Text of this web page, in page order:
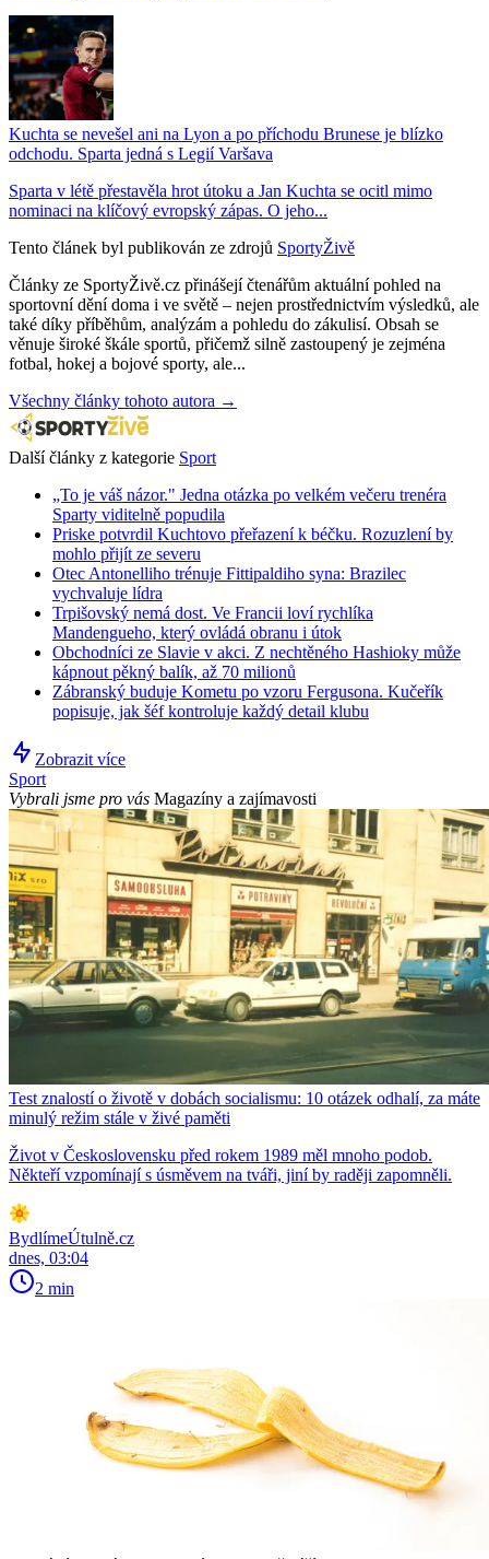
Kuchta se nevešel ani na Lyon a po příchodu Brunese je blízko
odchodu. Sparta jedná s Legií Varšava
Sparta v létě přestavěla hrot útoku a Jan Kuchta se ocitl mimo
nominaci na klíčový evropský zápas. O jeho...
Tento článek byl publikován ze zdrojů SportyŽivě
Články ze SportyŽivě.cz přinášejí čtenářům aktuální pohled na
sportovní dění doma i ve světě – nejen prostřednictvím výsledků, ale
také díky příběhům, analýzám a pohledu do zákulisí. Obsah se
věnuje široké škále sportů, přičemž silně zastoupený je zejména
fotbal, hokej a bojové sporty, ale...
Všechny články tohoto autora →
Další články z kategorie Sport
„To je váš názor." Jedna otázka po velkém večeru trenéra
Sparty viditelně popudila
Priske potvrdil Kuchtovo přeřazení k béčku. Rozuzlení by
mohlo přijít ze severu
Otec Antonelliho trénuje Fittipaldiho syna: Brazilec
vychvaluje lídra
Trpišovský nemá dost. Ve Francii loví rychlíka
Mandengueho, který ovládá obranu i útok
Obchodníci ze Slavie v akci. Z nechtěného Hashioky může
kápnout pěkný balík, až 70 milionů
Zábranský buduje Kometu po vzoru Fergusona. Kučeřík
popisuje, jak šéf kontroluje každý detail klubu
Zobrazit více
Sport
Vybrali jsme pro vás Magazíny a zajímavosti
Test znalostí o životě v dobách socialismu: 10 otázek odhalí, za máte
minulý režim stále v živé paměti
Život v Československu před rokem 1989 měl mnoho podob.
Někteří vzpomínají s úsměvem na tváři, jiní by raději zapomněli.
BydlímeÚtulně.cz
dnes, 03:04
2 min